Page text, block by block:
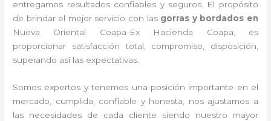
entregamos resultados confiables y seguros. El propósito
de brindar el mejor servicio con las gorras y bordados en
Nueva Oriental Coapa-Ex Hacienda Coapa, es
proporcionar satisfacción total, compromiso, disposición,
superando así las expectativas.
Somos expertos y tenemos una posición importante en el
mercado, cumplida, confiable y honesta, nos ajustamos a
las necesidades de cada cliente siendo nuestro mayor